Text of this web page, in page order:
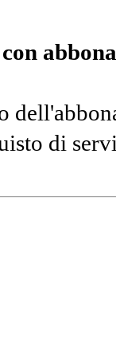
di